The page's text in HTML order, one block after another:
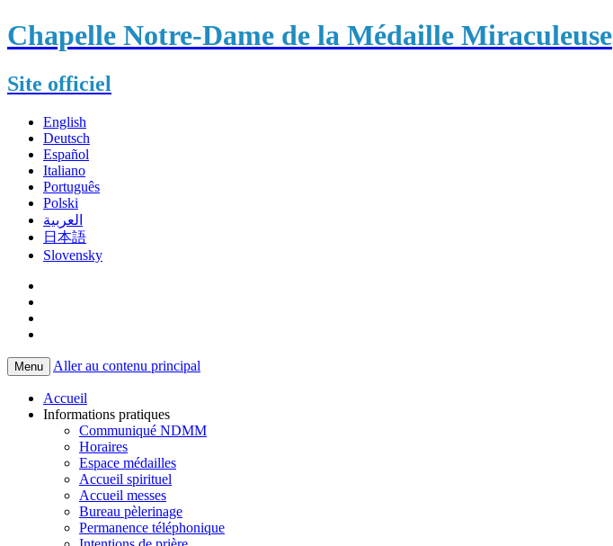
Chapelle Notre-Dame de la Médaille Miraculeuse
Site officiel
English
Deutsch
Español
Italiano
Português
Polski
العربية
日本語
Slovensky
Menu Aller au contenu principal
Accueil
Informations pratiques
Communiqué NDMM
Horaires
Espace médailles
Accueil spirituel
Accueil messes
Bureau pèlerinage
Permanence téléphonique